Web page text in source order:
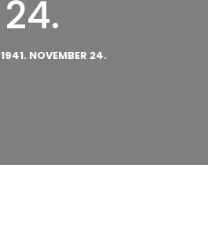
24.
1941. NOVEMBER 24.